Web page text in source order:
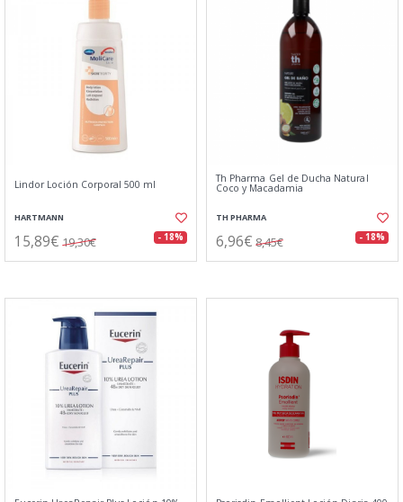
Lindor Loción Corporal 500 ml
HARTMANN
15,89€ 19,30€ - 18%
Th Pharma Gel de Ducha Natural
Coco y Macadamia
TH PHARMA
6,96€ 8,45€ - 18%